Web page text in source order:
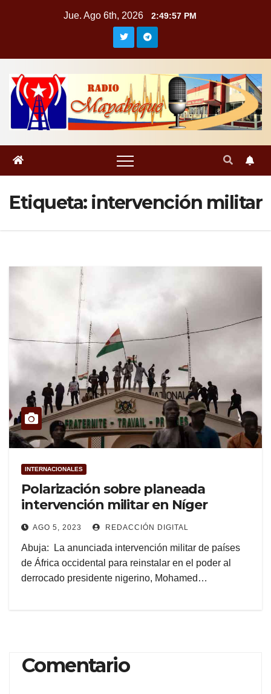
Jue. Ago 6th, 2026 2:49:58 PM
Etiqueta: intervención militar
INTERNACIONALES
Polarización sobre planeada
intervención militar en Níger
AGO 5, 2023 REDACCIÓN DIGITAL
Abuja: La anunciada intervención militar de países
de África occidental para reinstalar en el poder al
derrocado presidente nigerino, Mohamed…
Comentario